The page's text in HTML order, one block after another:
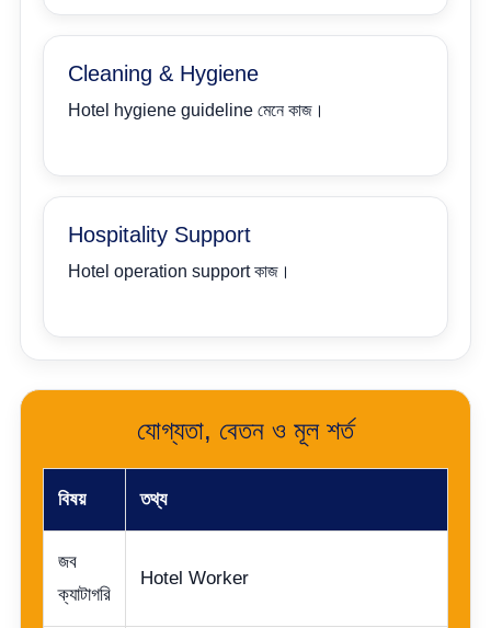
Cleaning & Hygiene
Hotel hygiene guideline মেনে কাজ।
Hospitality Support
Hotel operation support কাজ।
যোগ্যতা, বেতন ও মূল শর্ত
বিষয় তথ্য
জব
ক্যাটাগরি
Hotel Worker